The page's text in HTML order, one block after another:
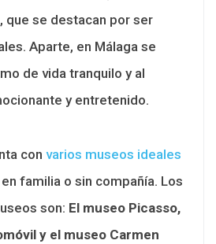
, que se destacan por ser
Aparte, en Málaga se
de vida tranquilo y al
y entretenido.
con varios museos ideales
familia o sin compañía. Los
son: El museo Picasso,
y el museo Carmen